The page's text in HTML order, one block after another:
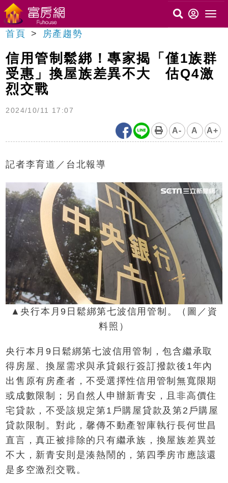
首頁 房產趨勢
信用管制鬆綁！專家揭「僅1族群
受惠」換屋族差異不大 估Q4激
烈交戰
2024/10/11 17:07
A- A A+
記者李育道／台北報導
▲央行本月9日鬆綁第七波信用管制。（圖／資
料照）
央行本月9日鬆綁第七波信用管制，包含繼承取
得房屋、換屋需求與承貸銀行簽訂撥款後1年內
出售原有房產者，不受選擇性信用管制無寬限期
或成數限制；另自然人申辦新青安，且非高價住
宅貸款，不受該規定第1戶購屋貸款及第2戶購屋
貸款限制。對此，馨傳不動產智庫執行長何世昌
直言，真正被排除的只有繼承族，換屋族差異並
不大，新青安則是湊熱鬧的，第四季房市應該還
是多空激烈交戰。